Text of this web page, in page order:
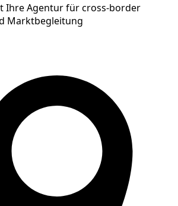
Ihre Agentur für cross-border
Marktbegleitung